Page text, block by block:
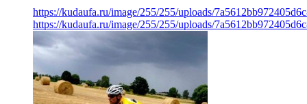
https://kudaufa.ru/image/255/255/uploads/
https://kudaufa.ru/image/255/255/uploads/